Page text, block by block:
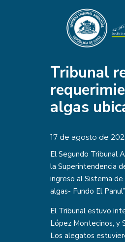
Tribunal
algas
17 de agosto de
El Segundo Tribunal
la Superintendencia
ingreso al Sistema
algas- Fundo El
El Tribunal estuvo
López Montecinos, y
Los alegatos